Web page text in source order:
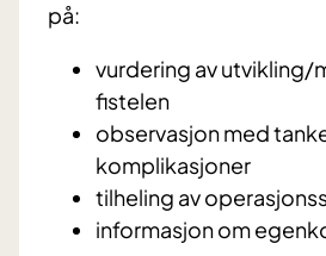
på:
vurdering av utvikling/
fistelen
observasjon med
komplikasjoner
tilheling av
informasjon om